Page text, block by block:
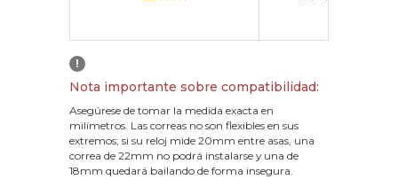
!
Nota importante sobre compatibilidad:
Asegúrese de tomar la medida exacta en
milímetros. Las correas no son flexibles en sus
extremos; si su reloj mide 20mm entre asas, una
correa de 22mm no podrá instalarse y una de
18mm quedará bailando de forma insegura.